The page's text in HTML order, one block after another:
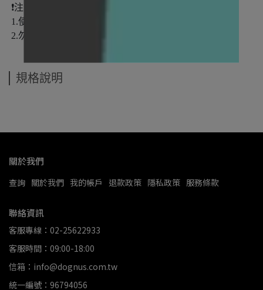
❗注意事項：
1.使用頻率每週約1~2次
2.勿使用棉花棒深入耳道
規格說明
關於我們
查詢 關於我們 我的帳戶 退款政策 隱私政策 服務條款
聯絡資訊
客服專線：02-25622933
客服時間：09:00-18:00
信箱：info@dognus.com.tw
統一編號：96794056